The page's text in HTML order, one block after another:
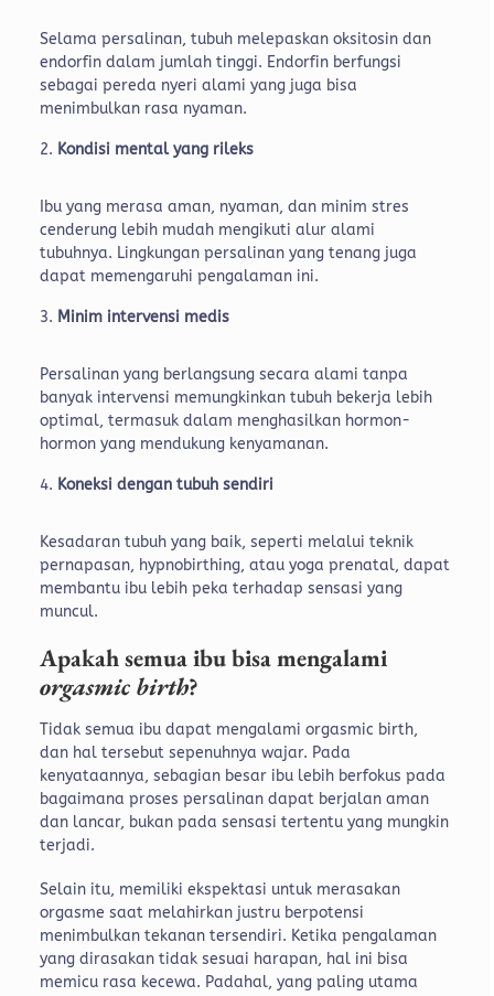
Selama persalinan, tubuh melepaskan oksitosin dan
endorfin dalam jumlah tinggi. Endorfin berfungsi
sebagai pereda nyeri alami yang juga bisa
menimbulkan rasa nyaman.
Kondisi mental yang rileks
Ibu yang merasa aman, nyaman, dan minim stres
cenderung lebih mudah mengikuti alur alami
tubuhnya. Lingkungan persalinan yang tenang juga
dapat memengaruhi pengalaman ini.
Minim intervensi medis
Persalinan yang berlangsung secara alami tanpa
banyak intervensi memungkinkan tubuh bekerja lebih
optimal, termasuk dalam menghasilkan hormon-
hormon yang mendukung kenyamanan.
Koneksi dengan tubuh sendiri
Kesadaran tubuh yang baik, seperti melalui teknik
pernapasan, hypnobirthing, atau yoga prenatal, dapat
membantu ibu lebih peka terhadap sensasi yang
muncul.
Apakah semua ibu bisa mengalami
orgasmic birth?
Tidak semua ibu dapat mengalami orgasmic birth,
dan hal tersebut sepenuhnya wajar. Pada
kenyataannya, sebagian besar ibu lebih berfokus pada
bagaimana proses persalinan dapat berjalan aman
dan lancar, bukan pada sensasi tertentu yang mungkin
terjadi.
Selain itu, memiliki ekspektasi untuk merasakan
orgasme saat melahirkan justru berpotensi
menimbulkan tekanan tersendiri. Ketika pengalaman
yang dirasakan tidak sesuai harapan, hal ini bisa
memicu rasa kecewa. Padahal, yang paling utama